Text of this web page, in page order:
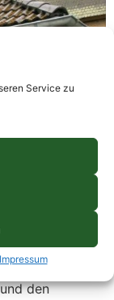
Service zu
der
und
den